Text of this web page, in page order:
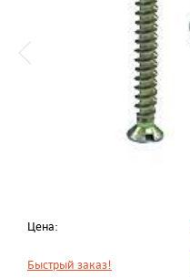
Цена:
Быстрый заказ!